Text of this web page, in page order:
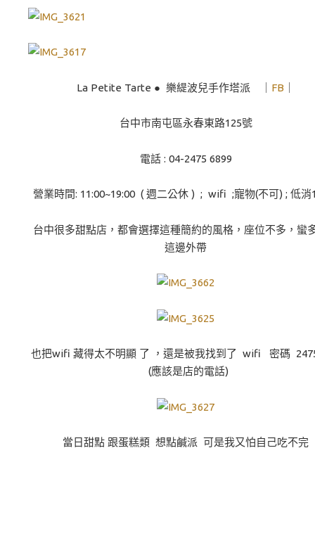
La Petite Tarte ● 樂緹波兒手作塔派 ｜ FB
台中市南屯區永春東路125號
電話 : 04-2475 6899
營業時間: 11:00~19:00 ( 週二公休 ) ; wifi ;寵物(不可) ; 低消
台中很多甜點店，都會選擇這種簡約的風格，座位不多，蠻
這邊外帶
也把wifi 藏得太不明顯 了 ，還是被我找到了 wifi 密碼
(應該是店的電話)
當日甜點 跟蛋糕類 想點鹹派 可是我又怕自己吃不完